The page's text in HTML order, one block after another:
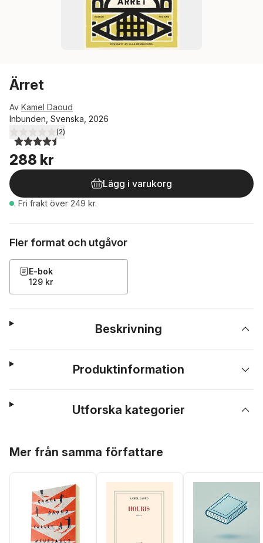
Ärret
Av Kamel Daoud
Inbunden, Svenska, 2026
4,5utav 5 stjärnor. Totalt antal röster:
(2)
288 kr
Lägg i varukorg
. Fri frakt över 249 kr.
Fler format och utgåvor
E-bok
129 kr
Beskrivning
Produktinformation
Utforska kategorier
Mer från samma författare